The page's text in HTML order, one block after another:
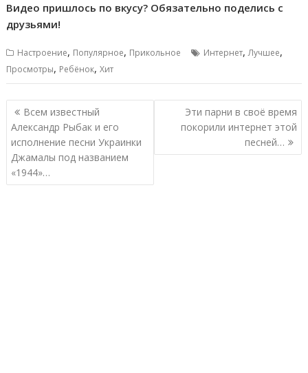
Видео пришлось по вкусу? Обязательно поделись с
друзьями!
Настроение, Популярное, Прикольное Интернет,Лучшее,
Просмотры, Ребёнок,Хит
Навигация
по
записям
Всем известный
Александр Рыбак и его
исполнение песни Украинки
Джамалы под названием
«1944»…
Эти парни в своё время
покорили интернет этой
песней…